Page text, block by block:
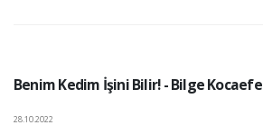
Benim Kedim İşini Bilir! - Bilge Kocaefe
28.10.2022